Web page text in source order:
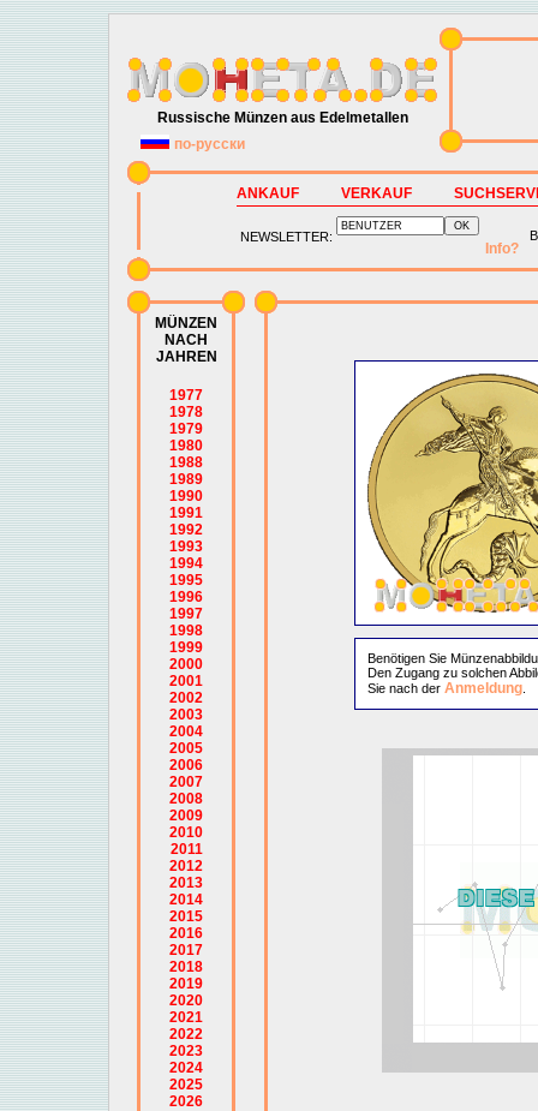
Russische Münzen aus Edelmetallen
по-русски
ANKAUF VERKAUF
NEWSLETTER:
Info?
MÜNZEN
NACH
JAHREN
1977
1978
1979
1980
1988
1989
1990
1991
1992
1993
1994
1995
1996
1997
1998
1999
2000
2001
2002
2003
2004
2005
2006
2007
2008
2009
2010
2011
2012
2013
2014
2015
2016
2017
2018
2019
2020
2021
2022
2023
2024
2025
2026
Benötigen Sie
Den Zugang zu solchen
Sie nach der Anmeldung.